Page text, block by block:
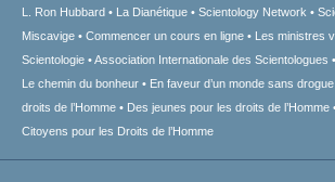
L. Ron Hubbard La Dianétique Scientology Network
Miscavige
Commencer un cours en ligne
Les ministres
Scientologie
Association Internationale des Scientologues
Le chemin du bonheur
En faveur d’un monde sans drogue
droits de l’Homme
Des jeunes pour les droits de l’Homme
Citoyens pour les Droits de l’Homme